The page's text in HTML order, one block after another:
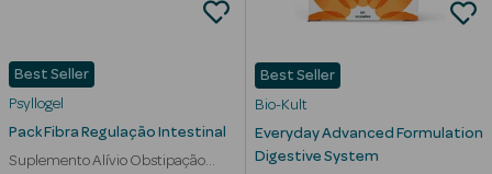
Contorno de
Best Seller
Psyllogel
Pack Fibra Regulação Intestinal
Suplemento Alívio Obstipação
Best Seller
Bio-Kult
Everyday Advanced Formulation
Digestive System